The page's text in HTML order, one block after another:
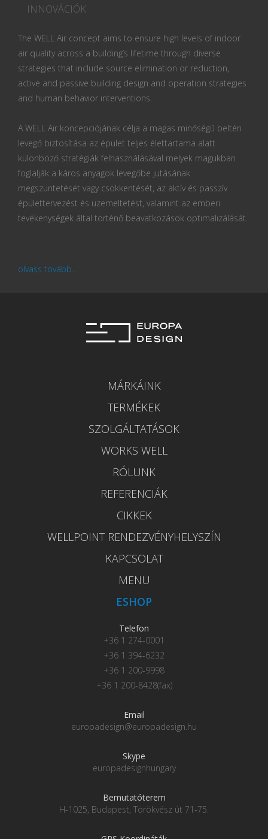
INNOVÁCIÓK
The WELL Air concept aims to ensure high levels of indoor
air quality across a building’s lifetime through diverse
strategies that include source elimination or reduction,
active and passive building design and operation strategies
and human behavior interventions.
A WELL Air koncepciójának célja a magas minőségű beltéri
levegő biztosítása az épület teljes élettartama alatt
különböző stratégiák felhasználásával melyek magukban
foglalják a káros anyagok levegőbe jutásának
megszüntetését vagy csökkentését, az aktív és passzív
épülettervezést és üzemeltetést, valamint az emberi
tevékenységek által történő beavatkozások optimalizálását.
olvass tovább...
MÁRKÁINK
TERMÉKEK
SZOLGÁLTATÁSOK
WORKS WELL
RÓLUNK
REFERENCIÁK
CIKKEK
WELLPOINT RENDEZVÉNYHELYSZÍN
KAPCSOLAT
MENU
ESHOP
Telefon
+36 1 274-0001
+36 1 394-6232
+36 1 200-9998
+36 1 200-8428(fax)
Email
europadesign@europadesign.hu
Skype
europadesignhungary
Bemutatóterem
H-1025, Budapest, Törökvész út 71-75.